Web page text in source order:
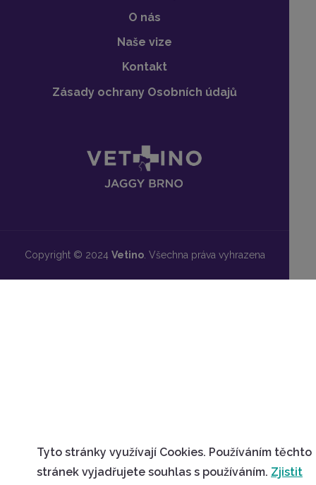
O nás
Naše vize
Kontakt
Zásady ochrany Osobních údajů
Copyright © 2024 Vetino. Všechna práva vyhrazena
Tyto stránky využívají Cookies. Používáním těchto
stránek vyjadřujete souhlas s používáním. Zjistit